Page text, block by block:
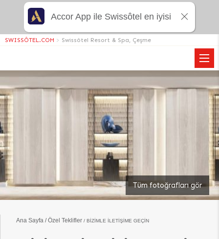
Tüm fotoğrafları gör
Ana Sayfa Özel Teklifler BIZIMLE İLETIŞIME GEÇIN
SWISSÔTEL.COM > Swissôtel Resort & Spa, Çeşme
Accor App ile Swissôtel en iyisi